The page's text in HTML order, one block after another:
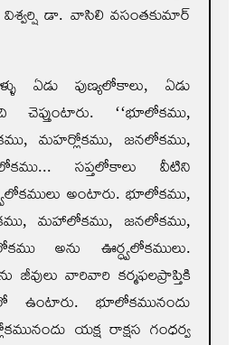
విశ్వర్షి డా. వాసిలి వసంతకుమార్‌
ఏడు పుణ్యలోకాలు, ఏడు
చెప్తుంటారు. ‘‘భూలోకము,
మహర్లోకము, జనలోకము,
సప్తలోకాలు వీటిని
అంటారు. భూలోకము,
మహాలోకము, జనలోకము,
అను ఊర్ధ్వలోకములు.
వారివారి కర్మఫలప్రాప్తికి
ఉంటారు. భూలోకమునందు
యక్ష రాక్షస గంధర్వ